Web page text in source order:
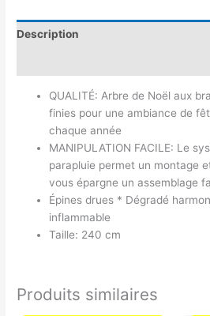
Description
QUALITÉ: Arbre de Noël aux
finies pour une ambiance de
chaque année
MANIPULATION FACILE: Le
parapluie permet un montage
vous épargne un assemblage
Épines drues * Dégradé
inflammable
Taille: 240 cm
Produits similaires